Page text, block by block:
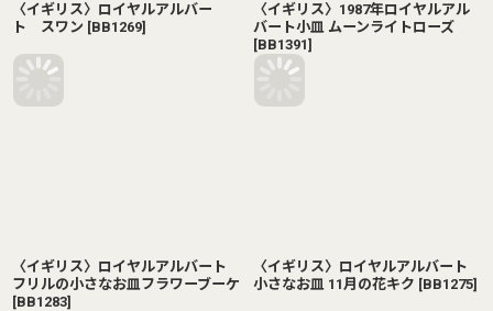
〈イギリス〉ロイヤルアルバー
ト スワン [BB1269]
〈イギリス〉1987年ロイヤルアル
バート小皿 ムーンライトローズ
[BB1391]
〈イギリス〉ロイヤルアルバート
フリルの小さなお皿フラワーブーケ
[BB1283]
〈イギリス〉ロイヤルアルバート
小さなお皿 11月の花キク [BB1275]